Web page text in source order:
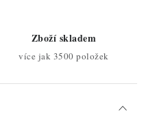
Zboží skladem
více jak 3500 položek